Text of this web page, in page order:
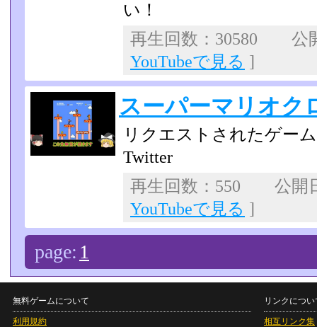
い！
再生回数：30580 公
YouTubeで見る ]
スーパーマリオク
リクエストされたゲーム
Twitter
再生回数：550 公開
YouTubeで見る ]
page: 1
無料ゲームについて
利用規約
リンクについ
相互リンク集